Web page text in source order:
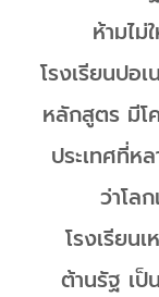
ห้ามไม่
โรงเรียนปอ
หลักสูตร มีโ
ประเทศที่ห
ว่าโล
โรงเรียน
ต้านรัฐ เป็